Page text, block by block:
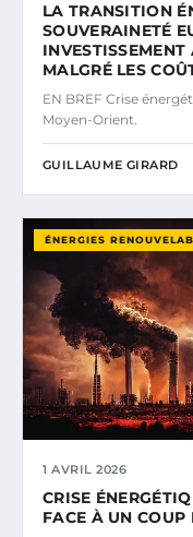
LA TRANSITION
SOUVERAINETÉ
MALGRÉ LES
EN BREF Crise
Moyen-Orient.
GUILLAUME GIRARD
ÉNERGIES
1 AVRIL 2026
CRISE
FACE À UN COUP